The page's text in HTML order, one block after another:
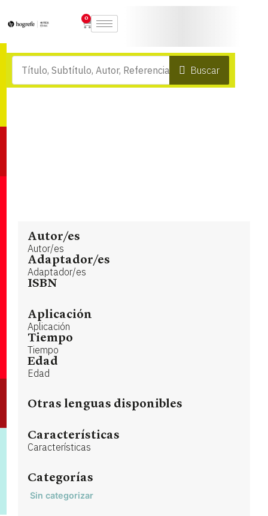
0
Buscar
Autor/es
Autor/es
Adaptador/es
Adaptador/es
ISBN
Aplicación
Aplicación
Tiempo
Tiempo
Edad
Edad
Otras lenguas disponibles
Características
Características
Categorías
Sin categorizar